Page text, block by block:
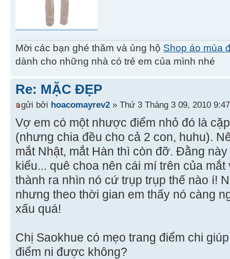
Mời các bạn ghé thăm và ủng hộ Shop áo mùa
dành cho những nhà có trẻ em của mình nhé
Re: MẶC ĐẸP
gửi bởi hoacomayrev2 » Thứ 3 Tháng 3 09, 2010
Vợ em có một nhược điểm nhỏ đó là
(nhưng chia đều cho cả 2 con, huhu).
mắt Nhật, mắt Hàn thì còn đỡ. Đằng
kiểu... quê choa nên cái mí trên của
thành ra nhìn nó cứ trụp trụp thế nào í!
nhưng theo thời gian em thấy nó càng
xấu quá!
Chị Saokhue có mẹo trang điểm chi
điểm ni được không?